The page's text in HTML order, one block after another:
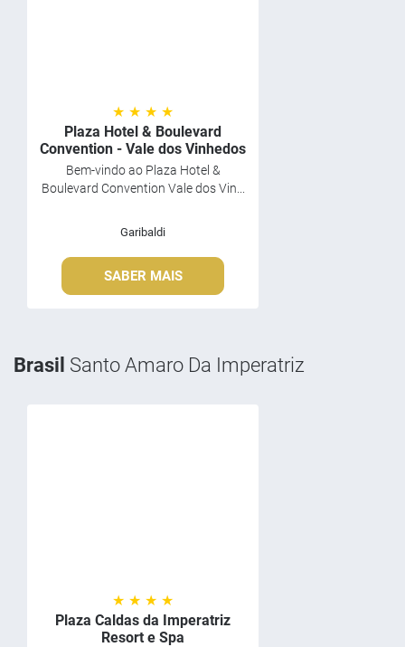
★ ★ ★ ★
Plaza Hotel & Boulevard
Convention - Vale dos Vinhedos
Bem-vindo ao Plaza Hotel &
Boulevard Convention Vale dos Vin...
Garibaldi
SABER MAIS
Brasil Santo Amaro Da Imperatriz
★ ★ ★ ★
Plaza Caldas da Imperatriz
Resort e Spa